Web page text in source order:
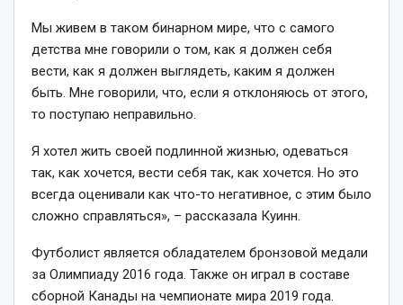
Мы живем в таком бинарном мире, что с самого
детства мне говорили о том, как я должен себя
вести, как я должен выглядеть, каким я должен
быть. Мне говорили, что, если я отклоняюсь от этого,
то поступаю неправильно.
Я хотел жить своей подлинной жизнью, одеваться
так, как хочется, вести себя так, как хочется. Но это
всегда оценивали как что-то негативное, с этим было
сложно справляться», – рассказала Куинн.
Футболист является обладателем бронзовой медали
за Олимпиаду 2016 года. Также он играл в составе
сборной Канады на чемпионате мира 2019 года.